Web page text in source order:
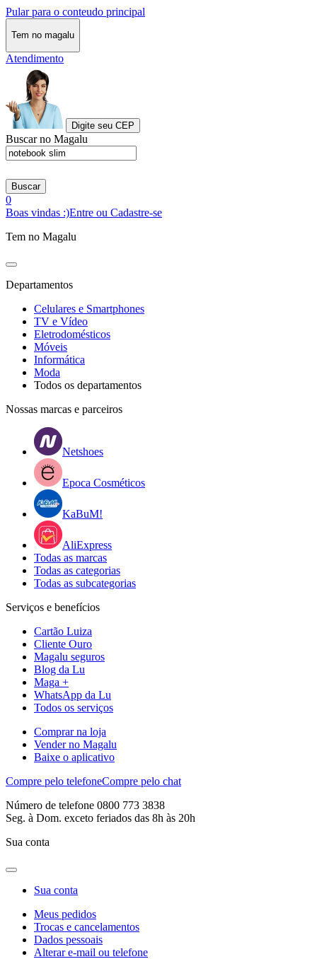
Pular para o conteudo principal
Tem no magalu
Atendimento
Digite seu CEP
Buscar no Magalu
Buscar
0
Boas vindas :)Entre ou Cadastre-se
Tem no Magalu
Departamentos
Celulares e Smartphones
TV e Vídeo
Eletrodomésticos
Móveis
Informática
Moda
Todos os departamentos
Nossas marcas e parceiros
Netshoes
Epoca Cosméticos
KaBuM!
AliExpress
Todas as marcas
Todas as categorias
Todas as subcategorias
Serviços e benefícios
Cartão Luiza
Cliente Ouro
Magalu seguros
Blog da Lu
Maga +
WhatsApp da Lu
Todos os serviços
Comprar na loja
Vender no Magalu
Baixe o aplicativo
Compre pelo telefoneCompre pelo chat
Número de telefone 0800 773 3838
Seg. à Dom. exceto feriados das 8h às 20h
Sua conta
Sua conta
Meus pedidos
Trocas e cancelamentos
Dados pessoais
Alterar e-mail ou telefone